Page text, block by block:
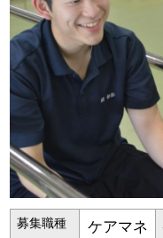
募集職種
ケアマネ